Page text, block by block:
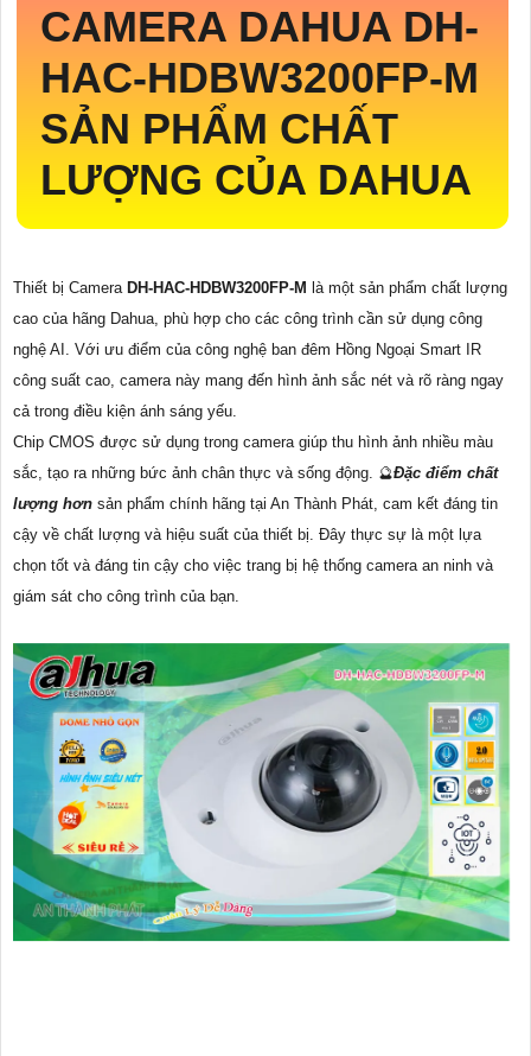
CAMERA DAHUA DH-
HAC-HDBW3200FP-M
SẢN PHẨM CHẤT
LƯỢNG CỦA DAHUA
Thiết bị Camera DH-HAC-HDBW3200FP-M là một sản phẩm chất lượng
cao của hãng Dahua, phù hợp cho các công trình cần sử dụng công
nghệ AI. Với ưu điểm của công nghệ ban đêm Hồng Ngoại Smart IR
công suất cao, camera này mang đến hình ảnh sắc nét và rõ ràng ngay
cả trong điều kiện ánh sáng yếu.
Chip CMOS được sử dụng trong camera giúp thu hình ảnh nhiều màu
sắc, tạo ra những bức ảnh chân thực và sống động. 🔮Đặc điểm chất
lượng hơn sản phẩm chính hãng tại An Thành Phát, cam kết đáng tin
cậy về chất lượng và hiệu suất của thiết bị. Đây thực sự là một lựa
chọn tốt và đáng tin cậy cho việc trang bị hệ thống camera an ninh và
giám sát cho công trình của bạn.